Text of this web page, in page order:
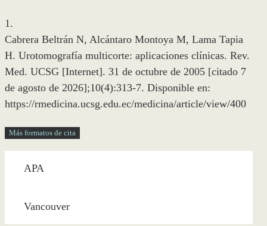
1.
Cabrera Beltrán N, Alcántaro Montoya M, Lama Tapia
H. Urotomografía multicorte: aplicaciones clínicas. Rev.
Med. UCSG [Internet]. 31 de octubre de 2005 [citado 7
de agosto de 2026];10(4):313-7. Disponible en:
https://rmedicina.ucsg.edu.ec/medicina/article/view/400
Más formatos de cita
APA
Vancouver